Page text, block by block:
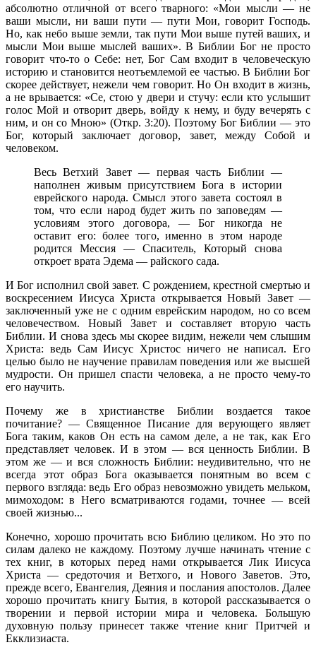
абсолютно отличной от всего тварного: «Мои мысли — не
ваши мысли, ни ваши пути — пути Мои, говорит Господь.
Но, как небо выше земли, так пути Мои выше путей ваших, и
мысли Мои выше мыслей ваших». В Библии Бог не просто
говорит что-то о Себе: нет, Бог Сам входит в человеческую
историю и становится неотъемлемой ее частью. В Библии Бог
скорее действует, нежели чем говорит. Но Он входит в жизнь,
а не врывается: «Се, стою у двери и стучу: если кто услышит
голос Мой и отворит дверь, войду к нему, и буду вечерять с
ним, и он со Мною» (Откр. 3:20). Поэтому Бог Библии — это
Бог, который заключает договор, завет, между Собой и
человеком.
Весь Ветхий Завет — первая часть Библии —
наполнен живым присутствием Бога в истории
еврейского народа. Смысл этого завета состоял в
том, что если народ будет жить по заповедям —
условиям этого договора, — Бог никогда не
оставит его: более того, именно в этом народе
родится Мессия — Спаситель, Который снова
откроет врата Эдема — райского сада.
И Бог исполнил свой завет. С рождением, крестной смертью и
воскресением Иисуса Христа открывается Новый Завет —
заключенный уже не с одним еврейским народом, но со всем
человечеством. Новый Завет и составляет вторую часть
Библии. И снова здесь мы скорее видим, нежели чем слышим
Христа: ведь Сам Иисус Христос ничего не написал. Его
целью было не научение правилам поведения или же высшей
мудрости. Он пришел спасти человека, а не просто чему-то
его научить.
Почему же в христианстве Библии воздается такое
почитание? — Священное Писание для верующего являет
Бога таким, каков Он есть на самом деле, а не так, как Его
представляет человек. И в этом — вся ценность Библии. В
этом же — и вся сложность Библии: неудивительно, что не
всегда этот образ Бога оказывается понятным во всем с
первого взгляда: ведь Его образ невозможно увидеть мельком,
мимоходом: в Него всматриваются годами, точнее — всей
своей жизнью...
Конечно, хорошо прочитать всю Библию целиком. Но это по
силам далеко не каждому. Поэтому лучше начинать чтение с
тех книг, в которых перед нами открывается Лик Иисуса
Христа — средоточия и Ветхого, и Нового Заветов. Это,
прежде всего, Евангелия, Деяния и послания апостолов. Далее
хорошо прочитать книгу Бытия, в которой рассказывается о
творении и первой истории мира и человека. Большую
духовную пользу принесет также чтение книг Притчей и
Екклизиаста.